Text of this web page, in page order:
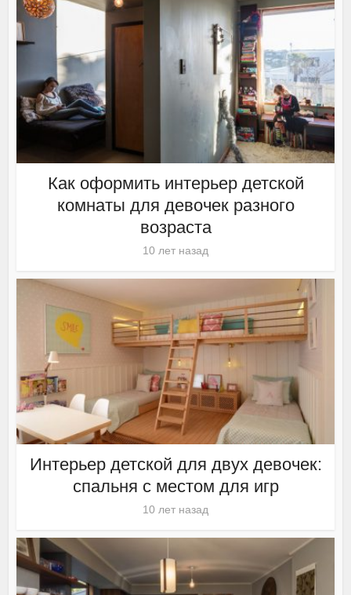
Как оформить интерьер детской
комнаты для девочек разного
возраста
10 лет назад
Интерьер детской для двух девочек:
спальня с местом для игр
10 лет назад